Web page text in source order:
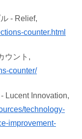
- Relief,
counter.html
ウント,
counter/
Lucent Innovation,
technology-
improvement-